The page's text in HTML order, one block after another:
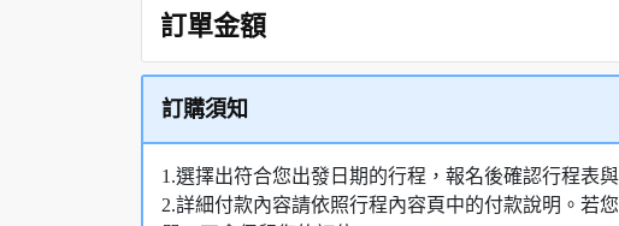
訂單金額
訂購須知
1.選擇出符合您出發日期的行程，報名後確認行程表
2.詳細付款內容請依照行程內容頁中的付款說明。若